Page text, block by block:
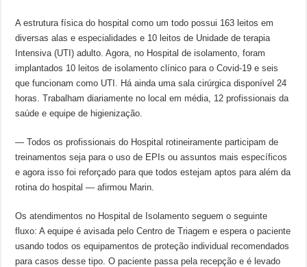
A estrutura física do hospital como um todo possui 163 leitos em
diversas alas e especialidades e 10 leitos de Unidade de terapia
Intensiva (UTI) adulto. Agora, no Hospital de isolamento, foram
implantados 10 leitos de isolamento clínico para o Covid-19 e seis
que funcionam como UTI. Há ainda uma sala cirúrgica disponível 24
horas. Trabalham diariamente no local em média, 12 profissionais da
saúde e equipe de higienização.
— Todos os profissionais do Hospital rotineiramente participam de
treinamentos seja para o uso de EPIs ou assuntos mais específicos
e agora isso foi reforçado para que todos estejam aptos para além da
rotina do hospital — afirmou Marin.
Os atendimentos no Hospital de Isolamento seguem o seguinte
fluxo: A equipe é avisada pelo Centro de Triagem e espera o paciente
usando todos os equipamentos de proteção individual recomendados
para casos desse tipo. O paciente passa pela recepção e é levado